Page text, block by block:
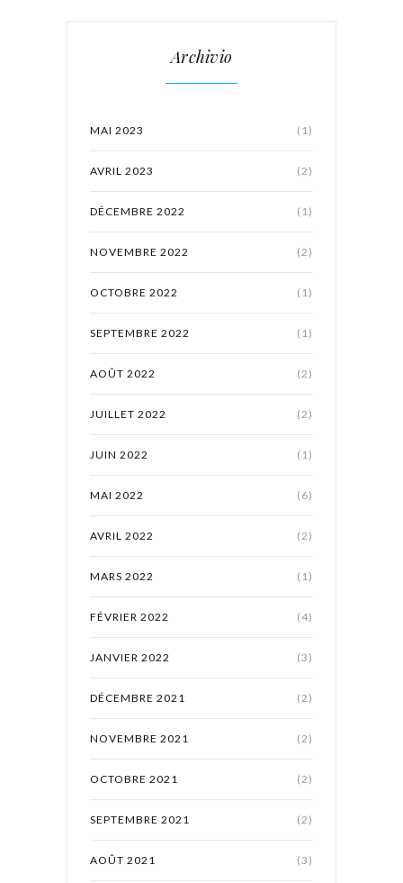
Archivio
MAI 2023 (1)
AVRIL 2023 (2)
DÉCEMBRE 2022 (1)
NOVEMBRE 2022 (2)
OCTOBRE 2022 (1)
SEPTEMBRE 2022 (1)
AOÛT 2022 (2)
JUILLET 2022 (2)
JUIN 2022 (1)
MAI 2022 (6)
AVRIL 2022 (2)
MARS 2022 (1)
FÉVRIER 2022 (4)
JANVIER 2022 (3)
DÉCEMBRE 2021 (2)
NOVEMBRE 2021 (2)
OCTOBRE 2021 (2)
SEPTEMBRE 2021 (2)
AOÛT 2021 (3)